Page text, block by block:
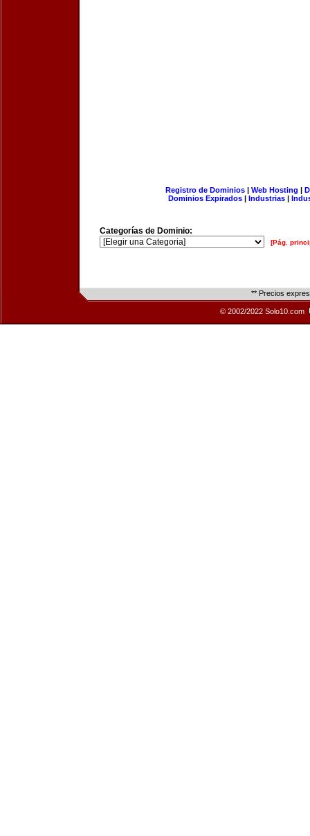
Registro de Dominios| Web Hosting |
Dominios Expirados | Industrias |
Categorías de Dominio:
[Pág.
** Precios
© 2002/2022 Solo10.com